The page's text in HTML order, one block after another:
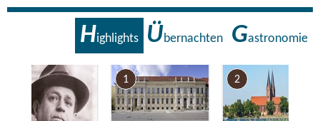
Highlights Übernachten Gastronomie
1 2